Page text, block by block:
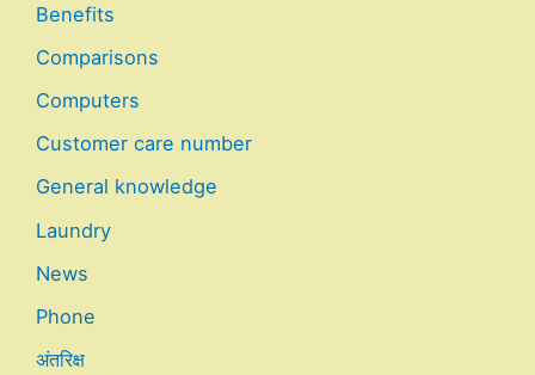
Benefits
Comparisons
Computers
Customer care number
General knowledge
Laundry
News
Phone
अंतरिक्ष